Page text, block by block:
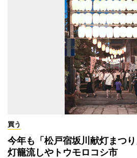
買う
今年も「松戸宿坂川献灯まつ
灯籠流しやトウモロコシ市